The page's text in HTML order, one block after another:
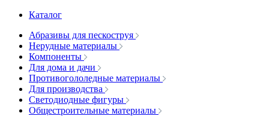
Каталог
Абразивы для пескоструя
Нерудные материалы
Компоненты
Для дома и дачи
Противогололедные материалы
Для производства
Светодиодные фигуры
Общестроительные материалы